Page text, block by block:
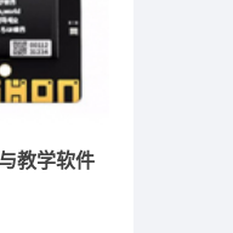
教学软件